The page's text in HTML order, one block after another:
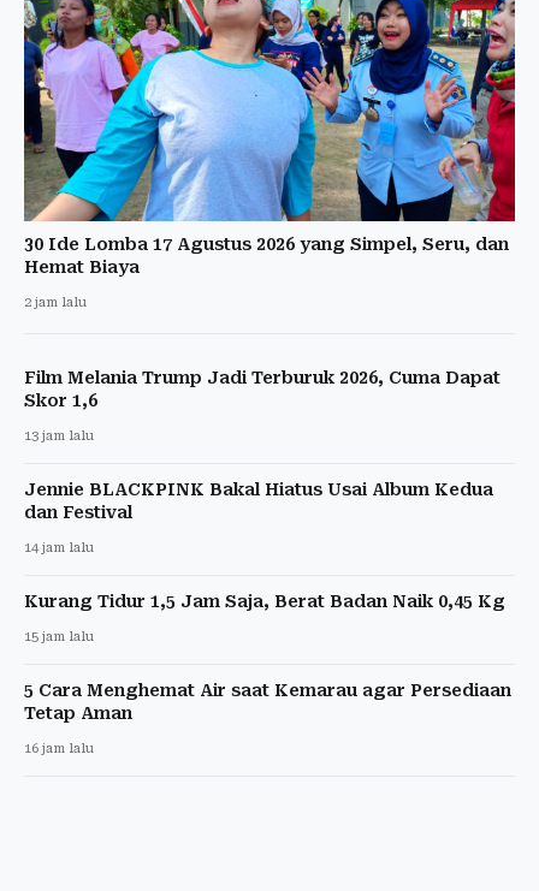
30 Ide Lomba 17 Agustus 2026 yang Simpel, Seru, dan
Hemat Biaya
2 jam lalu
Film Melania Trump Jadi Terburuk 2026, Cuma Dapat
Skor 1,6
13 jam lalu
Jennie BLACKPINK Bakal Hiatus Usai Album Kedua
dan Festival
14 jam lalu
Kurang Tidur 1,5 Jam Saja, Berat Badan Naik 0,45 Kg
15 jam lalu
5 Cara Menghemat Air saat Kemarau agar Persediaan
Tetap Aman
16 jam lalu